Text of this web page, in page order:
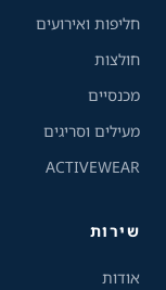
חליפות ואירועים
חולצות
מכנסיים
מעילים וסריגים
ACTIVEWEAR
שירות
אודות